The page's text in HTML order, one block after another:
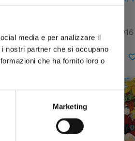
media e per analizzare il
nostri partner che si occupano
che ha fornito loro o
Marketing
21/12/2016
€ 5,90